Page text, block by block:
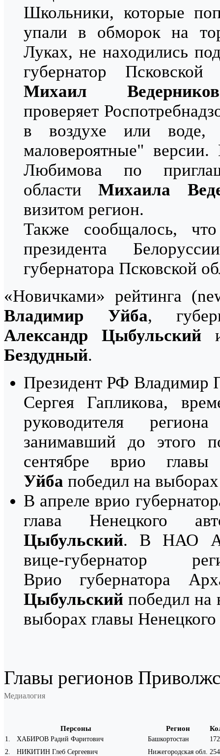
Школьники, которые
упали в обморок на
Луках, не находились
губернатор
Михаил Ведерников
проверяет
в воздухе или воде,
маловероятные"
Любимова по
областиМихаила
визитом регион.
Также сообщалось,
президента
губернатора Псковской
«Новичками» рейтинга
Владимир Уйба,
Александр Цыбульский
Бездудный.
Президент РФ Владимир
Сергея Гапликова,
руководителя
занимавший до этого
сентябре врио
Уйба победил на
В апреле врио
глава Ненецкого
Цыбульский. В НАО
вице-губернатор
Врио губернатора
Цыбульский победил на
выборах главы
Главы регионов
Медиалогия
Персоны Регион
1. ХАБИРОВ Радий Фаритович Башкортостан
2. НИКИТИН Глеб Сергеевич Нижегородская обл.